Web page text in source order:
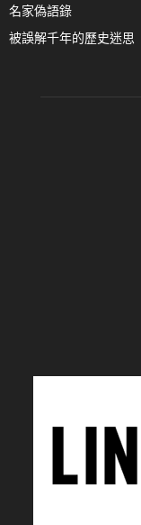
名家偽語錄
被誤解千年的歷史迷思